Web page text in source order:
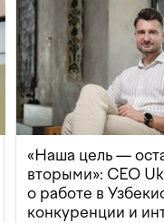
«Наша цель —
вторыми»: CEO
о работе в
конкуренции и